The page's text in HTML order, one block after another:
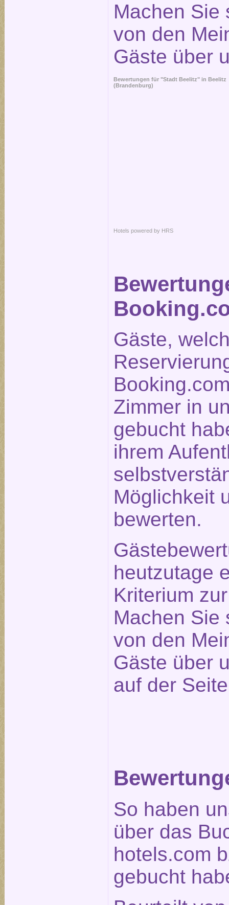
Machen Sie
von den
Gäste über
Bewertungen für "Stadt Beelitz" in Beelitz
(Brandenburg)
Hotels powered by HRS
Gäste,
Zimmer in
gebucht
ihrem
Möglichkeit
bewerten.
heutzutage
Kriterium
Machen Sie
von den
Gäste über
auf der
So haben
über das
hotels.com
gebucht